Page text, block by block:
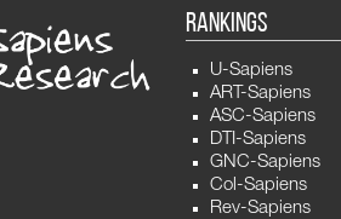
RANKINGS
U-Sapiens
ART-Sapiens
ASC-Sapiens
DTI-Sapiens
GNC-Sapiens
Col-Sapiens
Rev-Sapiens